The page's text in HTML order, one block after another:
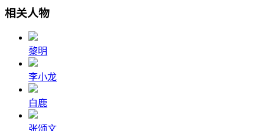
相关人物
黎明
李小龙
白鹿
张颂文